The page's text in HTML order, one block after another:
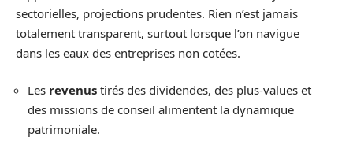
sectorielles, projections prudentes. Rien n’est jamais
totalement transparent, surtout lorsque l’on navigue
dans les eaux des entreprises non cotées.
Les revenus tirés des dividendes, des plus-values et
des missions de conseil alimentent la dynamique
patrimoniale.